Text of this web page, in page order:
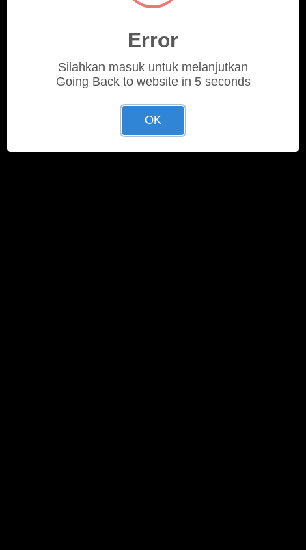
Error
Silahkan masuk untuk melanjutkan
Going Back to website in 5 seconds
OK